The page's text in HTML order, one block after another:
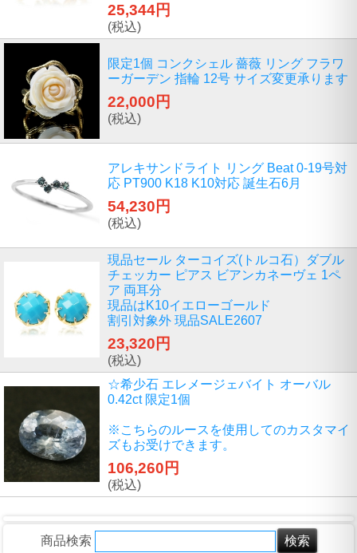
25,344円
(税込)
限定1個 コンクシェル 薔薇 リング フラワ
ーガーデン 指輪 12号 サイズ変更承ります
22,000円
(税込)
アレキサンドライト リング Beat 0-19号対
応 PT900 K18 K10対応 誕生石6月
54,230円
(税込)
現品セール ターコイズ(トルコ石）ダブル
チェッカー ピアス ビアンカネーヴェ 1ペ
ア 両耳分
現品はK10イエローゴールド
割引対象外 現品SALE2607
23,320円
(税込)
☆希少石 エレメージェバイト オーバル
0.42ct 限定1個
※こちらのルースを使用してのカスタマイ
ズもお受けできます。
106,260円
(税込)
商品検索